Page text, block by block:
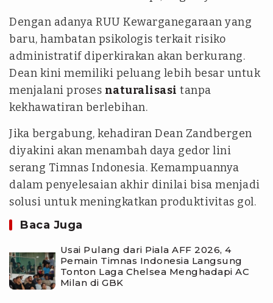
Dengan adanya RUU Kewarganegaraan yang
baru, hambatan psikologis terkait risiko
administratif diperkirakan akan berkurang.
Dean kini memiliki peluang lebih besar untuk
menjalani proses naturalisasi tanpa
kekhawatiran berlebihan.
Jika bergabung, kehadiran Dean Zandbergen
diyakini akan menambah daya gedor lini
serang Timnas Indonesia. Kemampuannya
dalam penyelesaian akhir dinilai bisa menjadi
solusi untuk meningkatkan produktivitas gol.
Baca Juga
Usai Pulang dari Piala AFF 2026, 4
Pemain Timnas Indonesia Langsung
Tonton Laga Chelsea Menghadapi AC
Milan di GBK